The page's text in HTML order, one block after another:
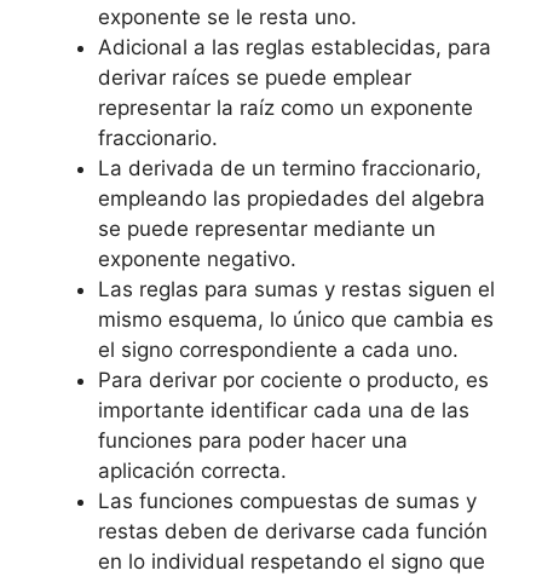
exponente se le resta uno.
Adicional a las reglas establecidas, para
derivar raíces se puede emplear
representar la raíz como un exponente
fraccionario.
La derivada de un termino fraccionario,
empleando las propiedades del algebra
se puede representar mediante un
exponente negativo.
Las reglas para sumas y restas siguen el
mismo esquema, lo único que cambia es
el signo correspondiente a cada uno.
Para derivar por cociente o producto, es
importante identificar cada una de las
funciones para poder hacer una
aplicación correcta.
Las funciones compuestas de sumas y
restas deben de derivarse cada función
en lo individual respetando el signo que